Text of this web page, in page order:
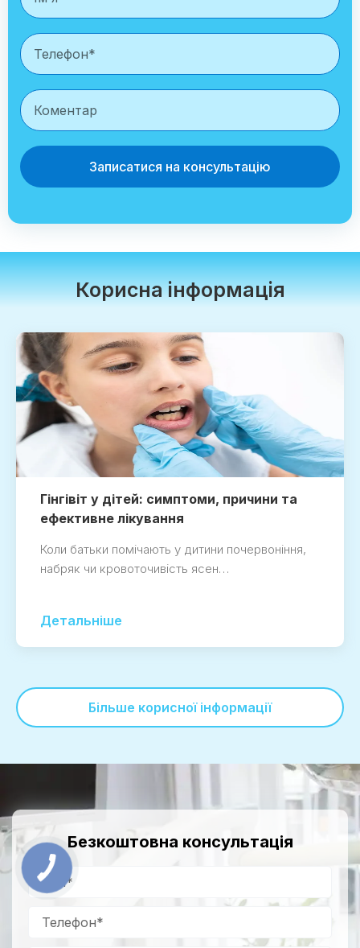
Записатися на консультацію
Корисна інформація
Гінгівіт у дітей: симптоми, причини та
ефективне лікування
Коли батьки помічають у дитини почервоніння,
набряк чи кровоточивість ясен…
Детальніше
Більше корисної інформації
Безкоштовна консультація